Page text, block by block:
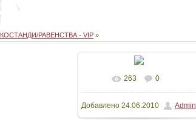
КОСТАНДИ/РАВЕНСТВА - VIP »
В реальном размере
640x480/ 99.7Kb
263 0
Добавлено 24.06.2010 Admin